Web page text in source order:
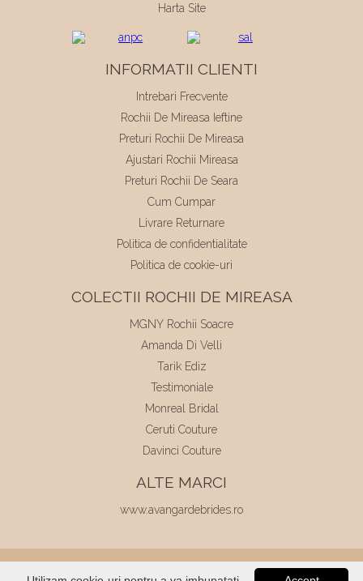
Harta Site
INFORMATII CLIENTI
Intrebari Frecvente
Rochii De Mireasa Ieftine
Preturi Rochii De Mireasa
Ajustari Rochii Mireasa
Preturi Rochii De Seara
Cum Cumpar
Livrare Returnare
Politica de confidentialitate
Politica de cookie-uri
COLECTII ROCHII DE MIREASA
MGNY Rochii Soacre
Amanda Di Velli
Tarik Ediz
Testimoniale
Monreal Bridal
Ceruti Couture
Davinci Couture
ALTE MARCI
www.avangardebrides.ro